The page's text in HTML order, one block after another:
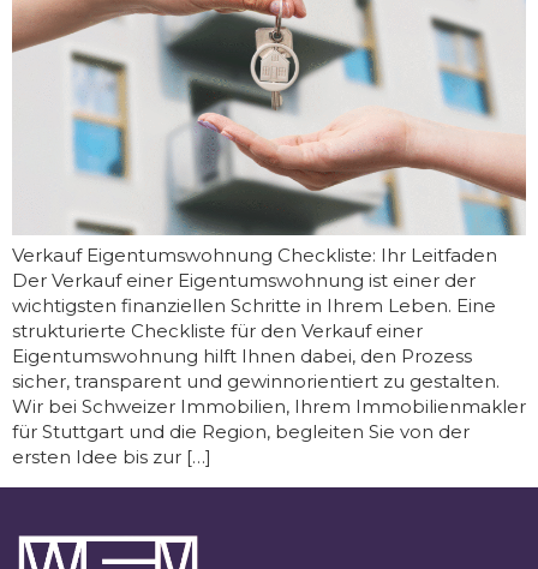
Verkauf Eigentumswohnung Checkliste: Ihr Leitfaden
Der Verkauf einer Eigentumswohnung ist einer der
wichtigsten finanziellen Schritte in Ihrem Leben. Eine
strukturierte Checkliste für den Verkauf einer
Eigentumswohnung hilft Ihnen dabei, den Prozess
sicher, transparent und gewinnorientiert zu gestalten.
Wir bei Schweizer Immobilien, Ihrem Immobilienmakler
für Stuttgart und die Region, begleiten Sie von der
ersten Idee bis zur […]